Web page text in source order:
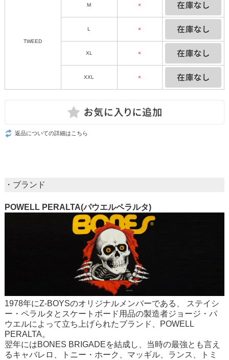
TWEED
M ×
L ×
XL ×
XXL ×
返品についての詳細はこちら
・ブランド
POWELL PERALTA(パウエルペラルタ)
1978年にZ-BOYSのオリジナルメンバーである、 ステイシ
ー・ペラルタとスケートボード用品の製造者ジョージ・パ
ウエルによって立ち上げられたブランド、POWELL
PERALTA。
翌年にはBONES BRIGADEを結成し、当時の最強とも言え
るキャバレロ、トニー・ホーク、マッギル、ランス、トミ